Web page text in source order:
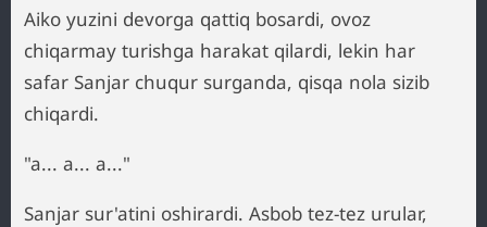
Aiko yuzini devorga qattiq bosardi, ovoz
chiqarmay turishga harakat qilardi, lekin har
safar Sanjar chuqur surganda, qisqa nola sizib
chiqardi.
"a... a... a..."
Sanjar sur'atini oshirardi. Asbob tez-tez urular,